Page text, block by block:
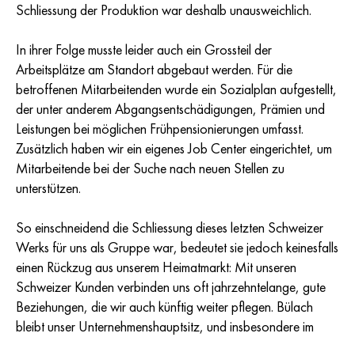
Schliessung der Produktion war deshalb unausweichlich.
In ihrer Folge musste leider auch ein Grossteil der
Arbeitsplätze am Standort abgebaut werden. Für die
betroffenen Mitarbeitenden wurde ein Sozialplan aufgestellt,
der unter anderem Abgangsentschädigungen, Prämien und
Leistungen bei möglichen Frühpensionierungen umfasst.
Zusätzlich haben wir ein eigenes Job Center eingerichtet, um
Mitarbeitende bei der Suche nach neuen Stellen zu
unterstützen.
So einschneidend die Schliessung dieses letzten Schweizer
Werks für uns als Gruppe war, bedeutet sie jedoch keinesfalls
einen Rückzug aus unserem Heimatmarkt: Mit unseren
Schweizer Kunden verbinden uns oft jahrzehntelange, gute
Beziehungen, die wir auch künftig weiter pflegen. Bülach
bleibt unser Unternehmenshauptsitz, und insbesondere im